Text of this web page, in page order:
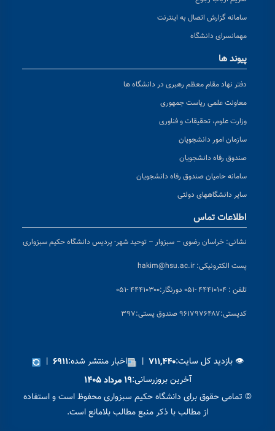
سامانه گزارش اتصال به اینترنت
مهمانسرای دانشگاه
پیوند ها
دفتر نهاد مقام معظم رهبری در دانشگاه ها
معاونت علمی ریاست جمهوری
وزارت علوم، تحقیقات و فناوری
سازمان امور دانشجویان
صندوق رفاه دانشجویان
سامانه حامیان صندوق رفاه دانشجویان
سایر دانشگاههای دولتی
اطلاعات تماس
نشانی: خراسان رضوی – سبزوار – توحید شهر- پردیس دانشگاه حکیم سبزواری
پست الکترونیکی: hakim@hsu.ac.ir
تلفن : ۴۴۴۱۰۱۰۴ -۰۵۱ دورنگار:۴۴۴۱۰۳۰۰ -۰۵۱
کدپستی:۹۶۱۷۹۷۶۴۸۷ صندوق پستی:۳۹۷
👁 بازدید کل سایت:۷۱۱,۴۴۰ | اخبار منتشر شده:۶۹۱۱ |
آخرین بروزرسانی:۱۹ مرداد ۱۴۰۵
© تمامی حقوق برای دانشگاه حکیم سبزواری محفوظ است و استفاده
از مطالب با ذکر منبع مطالب بلامانع است.